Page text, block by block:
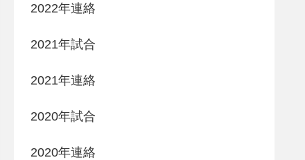
2022年連絡
2021年試合
2021年連絡
2020年試合
2020年連絡